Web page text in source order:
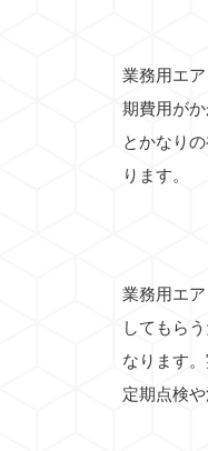
業務用エ
期費用が
とかなり
ります。
業務用エ
してもら
なります
定期点検